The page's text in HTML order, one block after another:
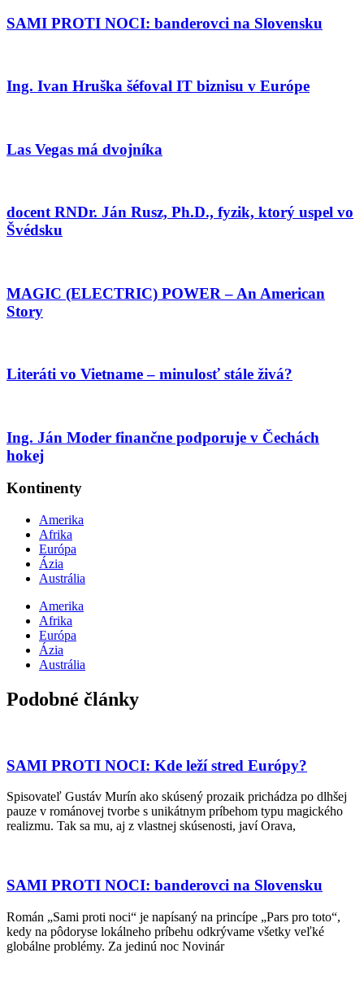
SAMI PROTI NOCI: banderovci na Slovensku
Ing. Ivan Hruška šéfoval IT biznisu v Európe
Las Vegas má dvojníka
docent RNDr. Ján Rusz, Ph.D., fyzik, ktorý uspel vo
Švédsku
MAGIC (ELECTRIC) POWER – An American
Story
Literáti vo Vietname – minulosť stále živá?
Ing. Ján Moder finančne podporuje v Čechách
hokej
Kontinenty
Amerika
Afrika
Európa
Ázia
Austrália
Amerika
Afrika
Európa
Ázia
Austrália
Podobné články
SAMI PROTI NOCI: Kde leží stred Európy?
Spisovateľ Gustáv Murín ako skúsený prozaik prichádza po dlhšej
pauze v románovej tvorbe s unikátnym príbehom typu magického
realizmu. Tak sa mu, aj z vlastnej skúsenosti, javí Orava,
SAMI PROTI NOCI: banderovci na Slovensku
Román „Sami proti noci“ je napísaný na princípe „Pars pro toto“,
kedy na pôdoryse lokálneho príbehu odkrývame všetky veľké
globálne problémy. Za jedinú noc Novinár